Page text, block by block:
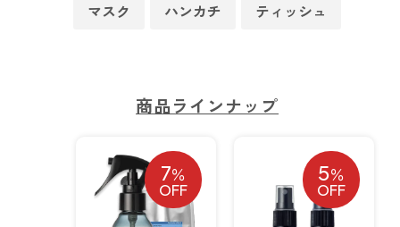
マスク ハンカチ ティッシュ
商品ラインナップ
7％
OFF
5％
OFF